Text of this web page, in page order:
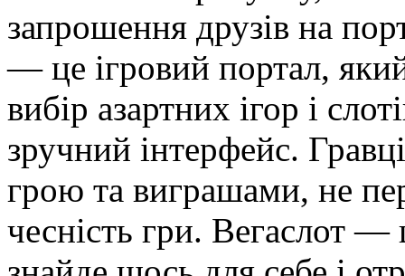
запрошення друзів на
— це ігровий портал,
вибір азартних ігор і
зручний інтерфейс.
грою та виграшами, не
чесність гри. Вегаслот —